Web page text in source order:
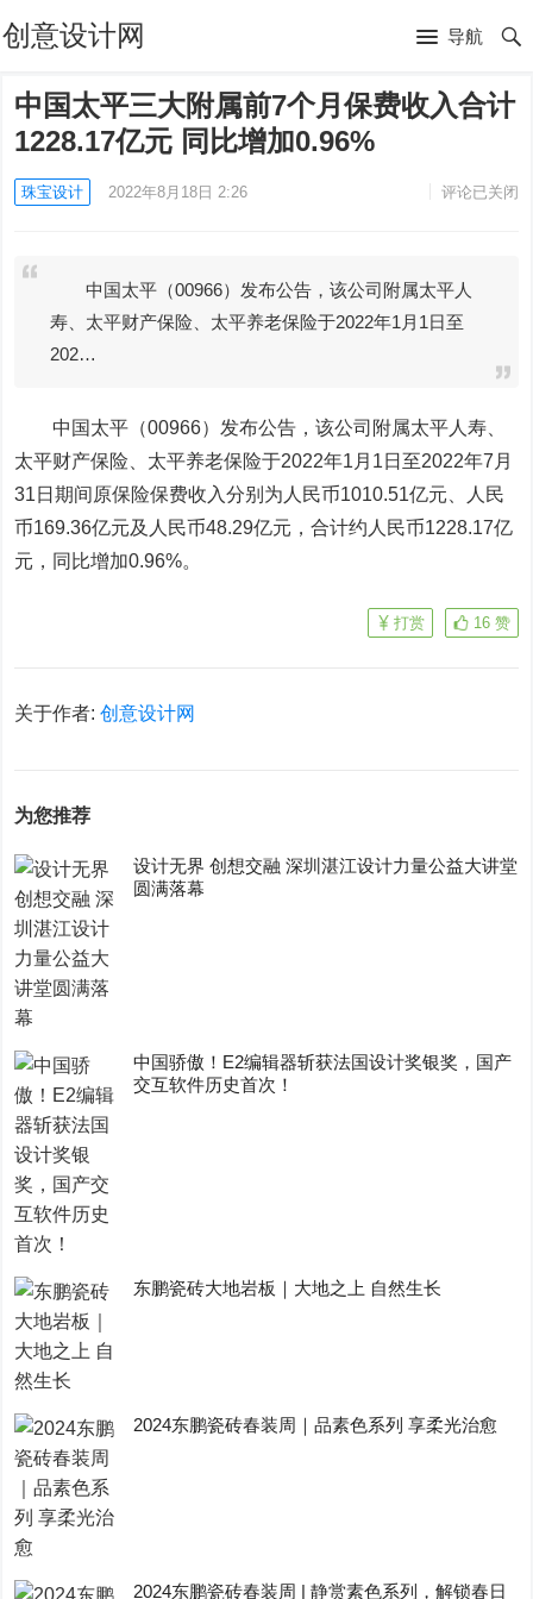
创意设计网 导航
中国太平三大附属前7个月保费收入合计
1228.17亿元 同比增加0.96%
珠宝设计 2022年8月18日 2:26 评论已关闭
中国太平（00966）发布公告，该公司附属太平人
寿、太平财产保险、太平养老保险于2022年1月1日至
202…
中国太平 （00966）发布公告，该公司附属太平人寿、
太平财产保险、太平养老保险于2022年1月1日至2022年7月
31日期间原保险保费收入分别为人民币1010.51亿元、人民
币169.36亿元及人民币48.29亿元，合计约人民币1228.17亿
元，同比增加0.96%。
16 赞
打赏
关于作者:创意设计网
为您推荐
设计无界 创想交融 深圳湛江设计力量公益大讲堂
圆满落幕
中国骄傲！E2编辑器斩获法国设计奖银奖，国产
交互软件历史首次！
东鹏瓷砖大地岩板｜大地之上 自然生长
2024东鹏瓷砖春装周｜品素色系列 享柔光治愈
2024东鹏瓷砖春装周 | 静赏素色系列，解锁春日